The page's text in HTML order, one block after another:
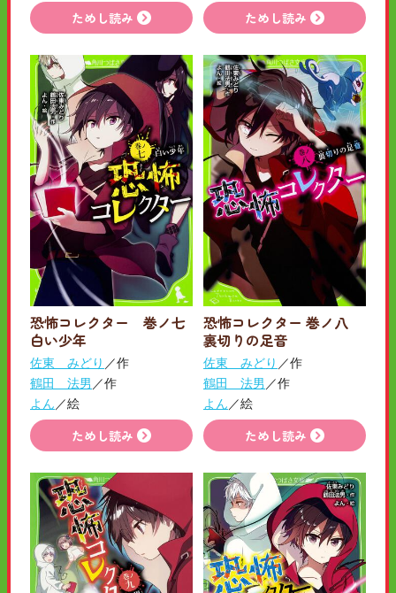
ためし読み ためし読み
恐怖コレクター 巻ノ七
白い少年
佐東 みどり ／作
鶴田 法男 ／作
よん／絵
ためし読み
恐怖コレクター 巻ノ八
裏切りの足音
佐東 みどり ／作
鶴田 法男 ／作
よん／絵
ためし読み